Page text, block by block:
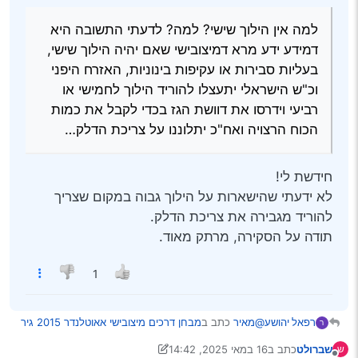
האמת היא שלפני שקניתי את הרכב, חיפשתי בכל רחבי
מאומה.
הדרכים הראשון בעולם לגירסה הידנית של האאוטלנדר,
“רכבים זה לזה”. אז לא נותר לנו אלא להתחיל…
אאוטלנדר בכללי
למה אין הילוך שישי? למה? לדעתי התשובה היא
דמידע ידע מרא דמיצובישי שאם יהיה הילוך שישי,
בעליות סבירות או עקיפות בינוניות, האזרח היפני
וכ"ש הישראלי יתעצלו להוריד הילוך לחמישי או
רביעי וידרסו את דוושת הגז בכדי לקבל את כמות
הכוח הרצויה ואח"כ יתלוננו על צריכת הדלק…
חידשת לי!
לא ידעתי שהישארות על הילוך גבוה במקום שצריך
להוריד מגבירה את צריכת הדלק.
תודה על הסקירה, מרתק מאוד.
1
ר רפאל יהושע@מאיר כתב ב
מבחן דרכים מיצובישי אאוטלנדר 2015 גיר
ש שברולטכתב ב16 במאי 2025, 14:42